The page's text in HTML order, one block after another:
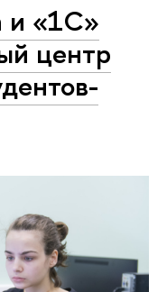
и «1С»
центр